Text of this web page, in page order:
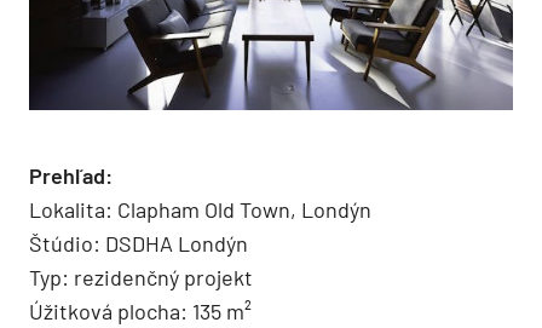
Prehľad:
Lokalita: Clapham Old Town, Londýn
Štúdio: DSDHA Londýn
Typ: rezidenčný projekt
Úžitková plocha: 135 m²